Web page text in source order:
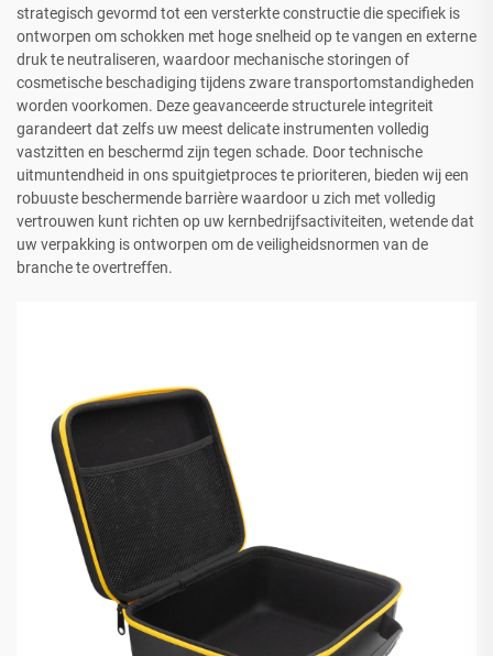
strategisch gevormd tot een versterkte constructie die specifiek is
ontworpen om schokken met hoge snelheid op te vangen en externe
druk te neutraliseren, waardoor mechanische storingen of
cosmetische beschadiging tijdens zware transportomstandigheden
worden voorkomen. Deze geavanceerde structurele integriteit
garandeert dat zelfs uw meest delicate instrumenten volledig
vastzitten en beschermd zijn tegen schade. Door technische
uitmuntendheid in ons spuitgietproces te prioriteren, bieden wij een
robuuste beschermende barrière waardoor u zich met volledig
vertrouwen kunt richten op uw kernbedrijfsactiviteiten, wetende dat
uw verpakking is ontworpen om de veiligheidsnormen van de
branche te overtreffen.